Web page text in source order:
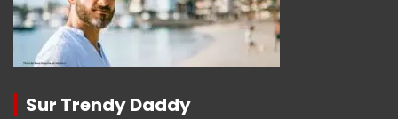
Sur Trendy Daddy